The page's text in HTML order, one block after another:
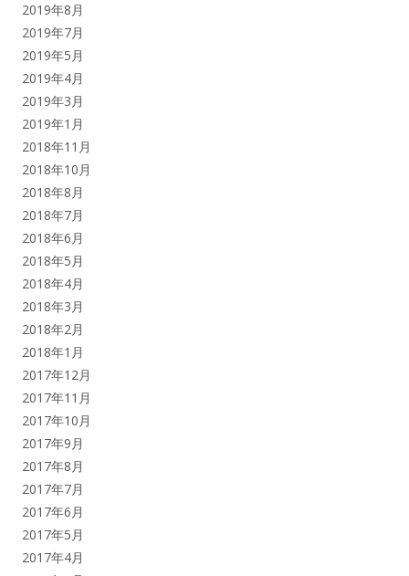
2019年8月
2019年7月
2019年5月
2019年4月
2019年3月
2019年1月
2018年11月
2018年10月
2018年8月
2018年7月
2018年6月
2018年5月
2018年4月
2018年3月
2018年2月
2018年1月
2017年12月
2017年11月
2017年10月
2017年9月
2017年8月
2017年7月
2017年6月
2017年5月
2017年4月